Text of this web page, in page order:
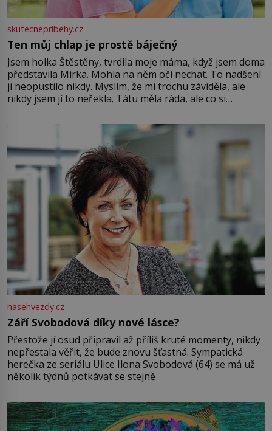
skutecnepribehy.cz
Ten můj chlap je prostě báječný
Jsem holka Štěstěny, tvrdila moje máma, když jsem doma
představila Mirka. Mohla na něm oči nechat. To nadšení
ji neopustilo nikdy. Myslím, že mi trochu záviděla, ale
nikdy jsem jí to neřekla. Tátu měla ráda, ale co si
Jsme spolu moc rádi Tehdy byla jiná doba, když
nasehvezdy.cz
Září Svobodová díky nové lásce?
Přestože jí osud připravil až příliš kruté momenty, nikdy
nepřestala věřit, že bude znovu šťastná. Sympatická
herečka ze seriálu Ulice Ilona Svobodová (64) se má už
několik týdnů potkávat se stejně